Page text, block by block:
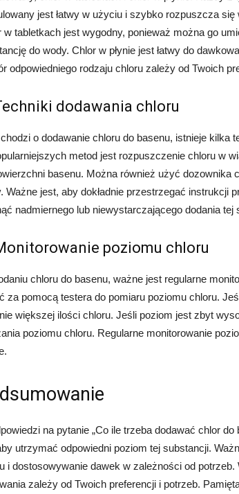
jest łatwy w użyciu i szybko rozpuszcza
w tabletkach jest wygodny, ponieważ można go
do wody. Chlor w płynie jest łatwy do
odpowiedniego rodzaju chloru zależy od Twoich
dodawania chloru
o dodawanie chloru do basenu, istnieje kilka
metod jest rozpuszczenie chloru w
basenu. Można również użyć dozownika
Ważne jest, aby dokładnie przestrzegać instrukcji
nadmiernego lub niewystarczającego dodania tej
poziomu chloru
chloru do basenu, ważne jest regularne
za pomocą testera do pomiaru poziomu chloru.
większej ilości chloru. Jeśli poziom jest zbyt
poziomu chloru. Regularne monitorowanie
na pytanie „Co ile trzeba dodawać chlor
utrzymać odpowiedni poziom tej substancji.
i dostosowywanie dawek w zależności od
zależy od Twoich preferencji i potrzeb.